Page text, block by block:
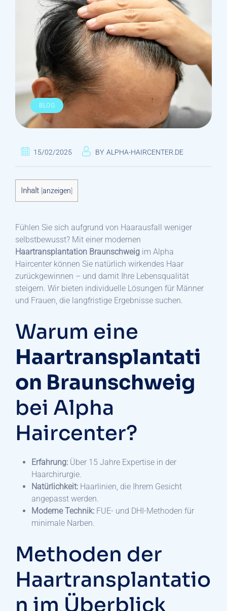
BLOG
15/02/2025 BY ALPHA-HAIRCENTER.DE
Inhalt [anzeigen]
Fühlen Sie sich aufgrund von Haarausfall weniger
selbstbewusst? Mit einer modernen
Haartransplantation Braunschweig im Alpha
Haircenter können Sie natürlich wirkendes Haar
zurückgewinnen – und damit Ihre Lebensqualität
steigern. Wir bieten individuelle Lösungen für Männer
und Frauen, die langfristige Ergebnisse suchen.
Warum eine
Haartransplantati
on Braunschweig
bei Alpha
Haircenter?
Erfahrung: Über 15 Jahre Expertise in der
Haarchirurgie.
Natürlichkeit: Haarlinien, die Ihrem Gesicht
angepasst werden.
Moderne Technik: FUE- und DHI-Methoden für
minimale Narben.
Methoden der
Haartransplantatio
n im Überblick